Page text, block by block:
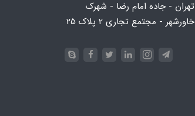
تهران - جاده امام رضا - شهرک
خاورشهر - مجتمع تجاری 2 پلاک 25